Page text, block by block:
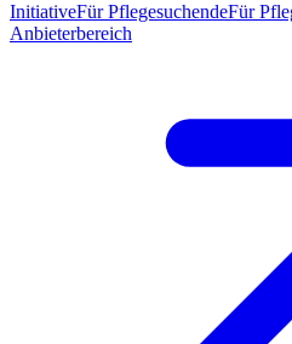
InitiativeFür PflegesuchendeFür
Anbieterbereich